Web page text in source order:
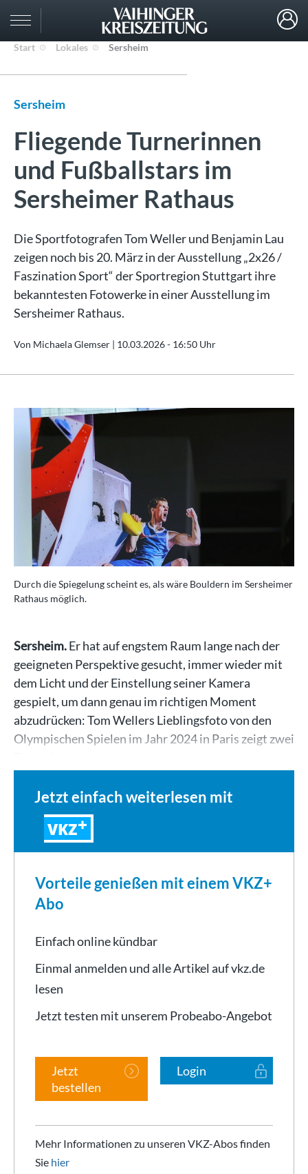
Start Lokales Sersheim
Sersheim
Fliegende Turnerinnen
und Fußballstars im
Sersheimer Rathaus
Die Sportfotografen Tom Weller und Benjamin Lau
zeigen noch bis 20. März in der Ausstellung „2x26 /
Faszination Sport“ der Sportregion Stuttgart ihre
bekanntesten Fotowerke in einer Ausstellung im
Sersheimer Rathaus.
Von Michaela Glemser | 10.03.2026 - 16:50 Uhr
Durch die Spiegelung scheint es, als wäre Bouldern im Sersheimer
Rathaus möglich.
Sersheim.Er hat auf engstem Raum lange nach der
geeigneten Perspektive gesucht, immer wieder mit
dem Licht und der Einstellung seiner Kamera
gespielt, um dann genau im richtigen Moment
abzudrücken: Tom Wellers Lieblingsfoto von den
Olympischen Spielen im Jahr 2024 in Paris zeigt zwei
Jetzt einfach weiterlesen mit
VKZ
Vorteile genießen mit einem VKZ+
Abo
Einfach online kündbar
Einmal anmelden und alle Artikel auf vkz.de
lesen
Jetzt testen mit unserem Probeabo-Angebot
Jetzt
bestellen
Login
Mehr Informationen zu unseren VKZ-Abos finden
Sie hier